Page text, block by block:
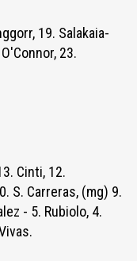
19. Salakaia-
23.
Cinti, 12.
S. Carreras, (mg) 9.
- 5. Rubiolo, 4.